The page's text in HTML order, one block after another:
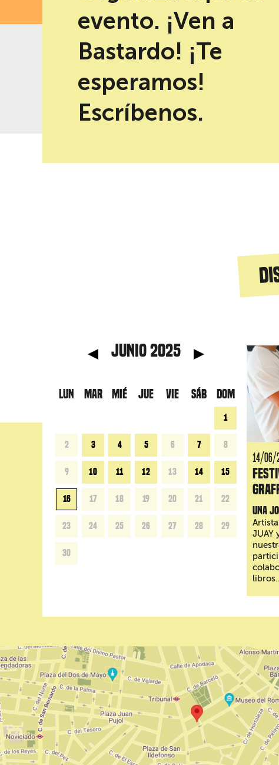
-10% de descuento al reservar en
Mejor precio garantizado
evento. ¡Ven a
Bastardo! ¡Te
esperamos!
Escríbenos.
junio 2025 Mes
LUN MAR MIÉ JUE VIE SÁB DOM
1
2 3 4 5 6 7 8
9 10 11 12 13 14 15
16 17 18 19 20 21 22
23 24 25 26 27 28 29
30
14/06/
Una
JUAY